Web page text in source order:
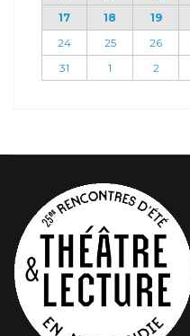
17
18 19
24
25 26
31
1 2